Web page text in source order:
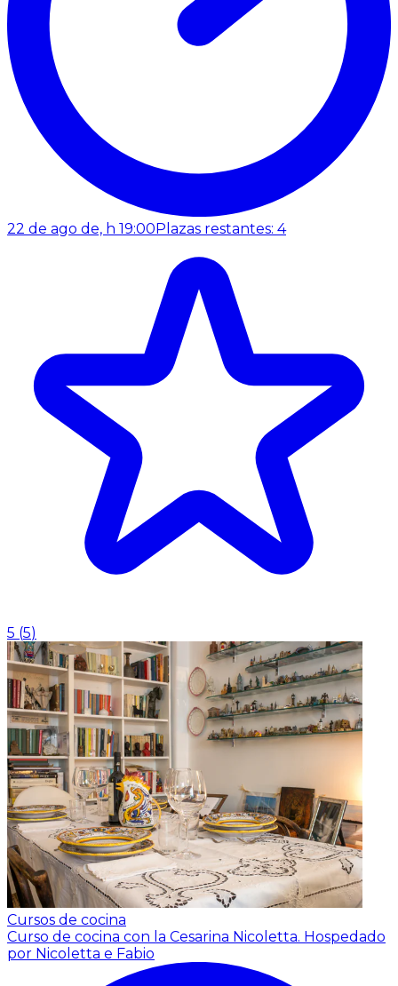
22 de ago de, h 19:00Plazas restantes: 4
5 (5)
Cursos de cocina
Curso de cocina con la Cesarina Nicoletta. Hospedado
por Nicoletta e Fabio